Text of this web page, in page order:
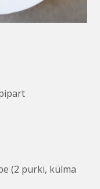
(2 purki, külma